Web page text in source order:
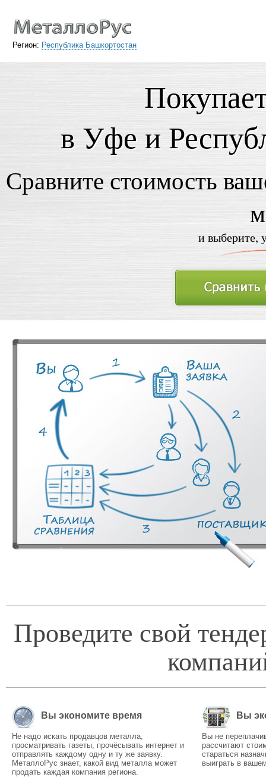
Регион: Республика Башкортостан
в Уфе и
Сравните стоимость
и выберите,
Проведите свой
Вы экономите время
Не надо искать продавцов металла,
просматривать газеты, прочёсывать интернет и
отправлять каждому одну и ту же заявку.
МеталлоРус знает, какой вид металла может
продать каждая компания региона.
Вы
Вы не
рассчитают
стараться
выиграть в